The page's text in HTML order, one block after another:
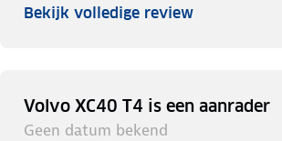
Bekijk volledige review
Volvo XC40 T4 is een aanrader
Geen datum bekend